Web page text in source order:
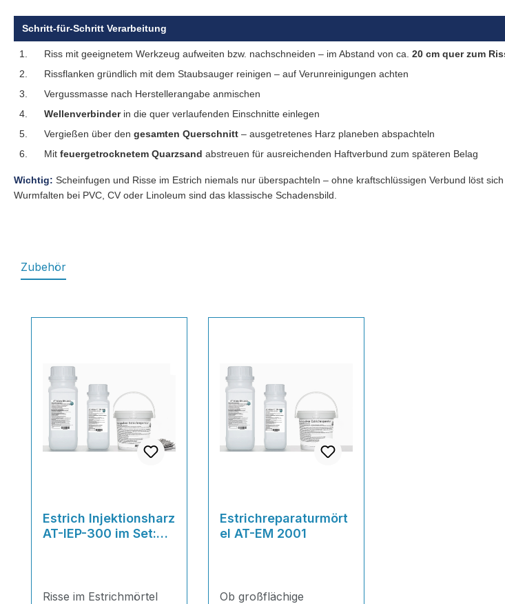
Schritt-für-Schritt Verarbeitung
1. Riss mit geeignetem Werkzeug aufweiten bzw. nachschneiden – im Abstand von ca. 20 cm quer zum
2.
Rissflanken gründlich mit dem Staubsauger reinigen – auf Verunreinigungen achten
3.
Vergussmasse nach Herstellerangabe anmischen
4.
Wellenverbinderin die quer verlaufenden Einschnitte einlegen
5.
Vergießen über den gesamten Querschnitt – ausgetretenes Harz planeben abspachteln
6.
Mit feuergetrocknetem Quarzsand abstreuen für ausreichenden Haftverbund zum späteren Belag
Wichtig: Scheinfugen und Risse im Estrich niemals nur überspachteln – ohne kraftschlüssigen Verbund löst
Wurmfalten bei PVC, CV oder Linoleum sind das klassische Schadensbild.
Zubehör
Estrich Injektionsharz
AT-IEP-300 im Set:
Risse im Estrichmörtel
Estrichreparaturmört
el AT-EM 2001
Ob großflächige